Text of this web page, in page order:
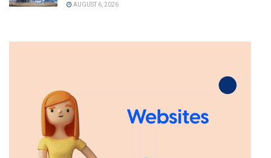
AUGUST 6, 2026